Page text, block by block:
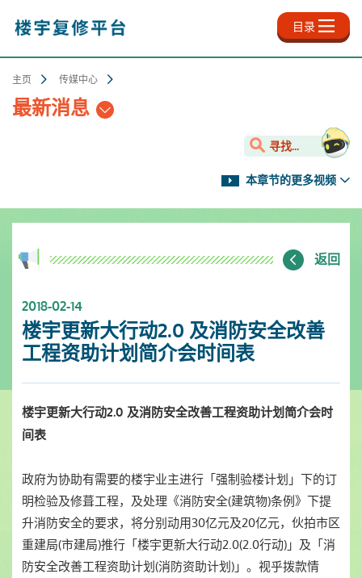
内
目录
主页 传媒中心
最新消息
寻找...
本章节的更多视频
返回
2018-02-14
楼宇更新大行动2.0 及消防安全改善
工程资助计划简介会时间表
楼宇更新大行动2.0 及消防安全改善工程资助计划简介会时
间表
政府为协助有需要的楼宇业主进行「强制验楼计划」下的订
明检验及修葺工程，及处理《消防安全(建筑物)条例》下提
升消防安全的要求，将分别动用30亿元及20亿元，伙拍市区
重建局(市建局)推行「楼宇更新大行动2.0(2.0行动)」及「消
防安全改善工程资助计划(消防资助计划)」。视乎拨款情